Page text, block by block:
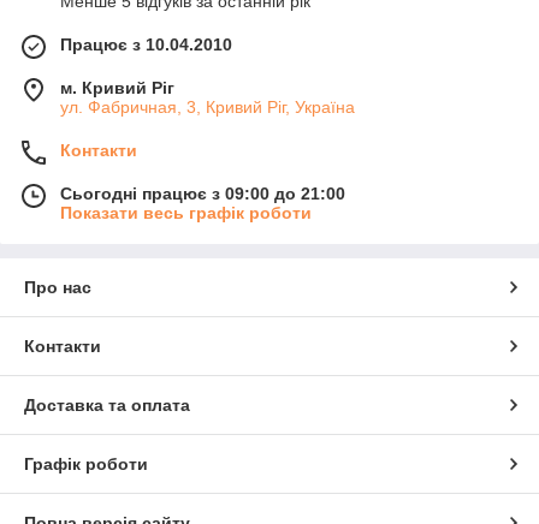
Працює з 10.04.2010
м. Кривий Ріг
ул. Фабричная, 3, Кривий Ріг, Україна
Контакти
Сьогодні працює з 09:00 до 21:00
Показати весь графік роботи
Про нас
Контакти
Доставка та оплата
Графік роботи